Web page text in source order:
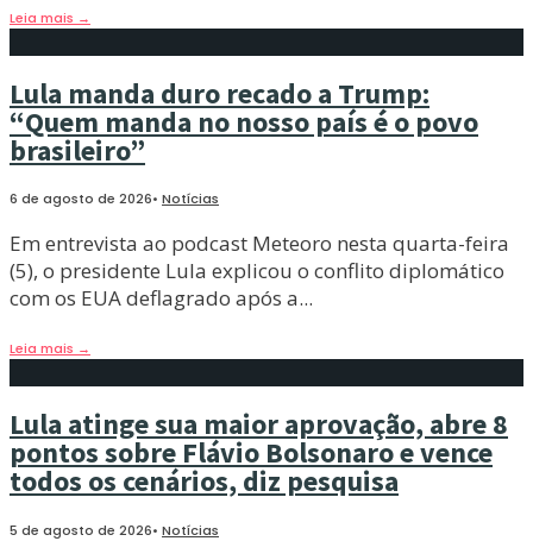
Leia mais →
Lula manda duro recado a Trump:
“Quem manda no nosso país é o povo
brasileiro”
6 de agosto de 2026• Notícias
Em entrevista ao podcast Meteoro nesta quarta-feira
(5), o presidente Lula explicou o conflito diplomático
com os EUA deflagrado após a...
Leia mais →
Lula atinge sua maior aprovação, abre 8
pontos sobre Flávio Bolsonaro e vence
todos os cenários, diz pesquisa
5 de agosto de 2026• Notícias